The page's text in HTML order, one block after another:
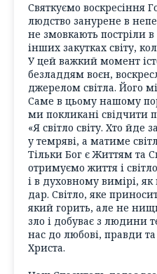
Святкуємо воскресіння
людство занурене в
не змовкають постріли в
інших закутках світу,
У цей важкий момент
безладдям воєн,
джерелом світла. Його
Саме в цьому нашому
ми покликані свідчити
«Я світло світу. Хто
у темряві, а матиме
Тільки Бог є Життям та
отримуємо життя і
і в духовному вимірі,
дар. Світло, яке
який горить, але не
зло і добуває з людини
нас до любові, правди та
Христа.